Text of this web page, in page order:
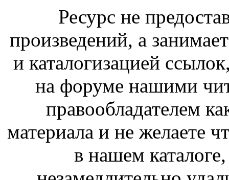
Ресурс не
произведений, а
и каталогизацией
на форуме нашими
правообладателем
материала и не желаете
в нашем